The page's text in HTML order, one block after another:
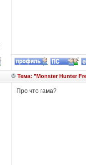
Тема: "Monster Hunter
Про что гама?